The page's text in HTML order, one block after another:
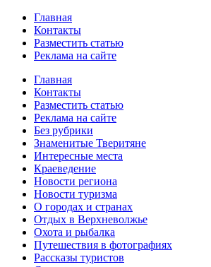
Главная
Контакты
Разместить статью
Реклама на сайте
Главная
Контакты
Разместить статью
Реклама на сайте
Без рубрики
Знаменитые Тверитяне
Интересные места
Краеведение
Новости региона
Новости туризма
О городах и странах
Отдых в Верхневолжье
Охота и рыбалка
Путешествия в фотографиях
Рассказы туристов